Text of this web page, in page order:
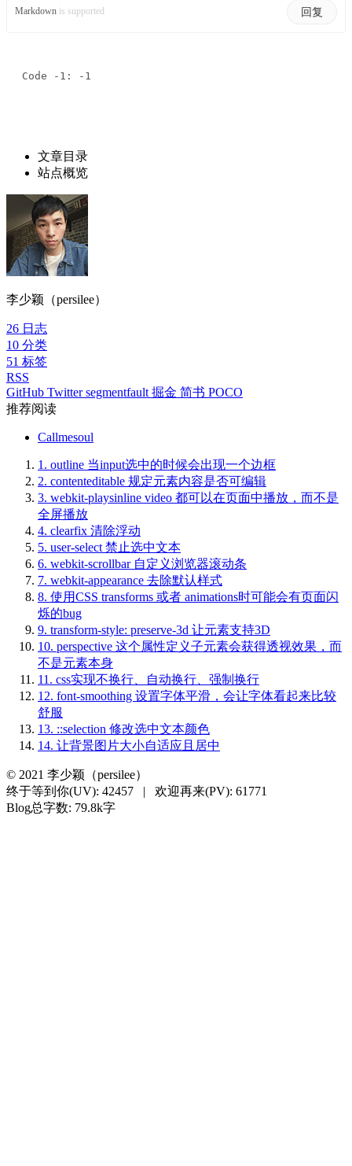
Markdown is supported 回复
Code -1: -1
文章目录
站点概览
李少颖（persilee）
26 日志
10 分类
51 标签
RSS
GitHub Twittersegmentfault 掘金 简书 POCO
推荐阅读
Callmesoul
1. outline 当input选中的时候会出现一个边框
2. contenteditable 规定元素内容是否可编辑
3. webkit-playsinline video 都可以在页面中播放，而不是
全屏播放
4. clearfix 清除浮动
5. user-select 禁止选中文本
6. webkit-scrollbar 自定义浏览器滚动条
7. webkit-appearance 去除默认样式
8. 使用CSS transforms 或者 animations时可能会有页面闪
烁的bug
9. transform-style: preserve-3d 让元素支持3D
10. perspective 这个属性定义子元素会获得透视效果，而
不是元素本身
11. css实现不换行、自动换行、强制换行
12. font-smoothing 设置字体平滑，会让字体看起来比较
舒服
13. ::selection 修改选中文本颜色
14. 让背景图片大小自适应且居中
© 2021 李少颖（persilee）
终于等到你(UV): 42457 | 欢迎再来(PV): 61771
Blog总字数: 79.8k字